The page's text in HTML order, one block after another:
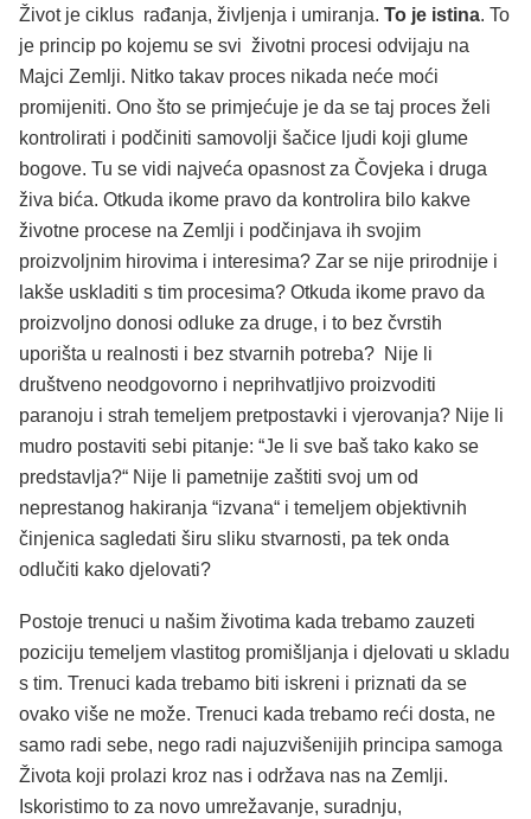
Život je ciklus rađanja, življenja i umiranja. To je istina. To
je princip po kojemu se svi životni procesi odvijaju na
Majci Zemlji. Nitko takav proces nikada neće moći
promijeniti. Ono što se primjećuje je da se taj proces želi
kontrolirati i podčiniti samovolji šačice ljudi koji glume
bogove. Tu se vidi najveća opasnost za Čovjeka i druga
živa bića. Otkuda ikome pravo da kontrolira bilo kakve
životne procese na Zemlji i podčinjava ih svojim
proizvoljnim hirovima i interesima? Zar se nije prirodnije i
lakše uskladiti s tim procesima? Otkuda ikome pravo da
proizvoljno donosi odluke za druge, i to bez čvrstih
uporišta u realnosti i bez stvarnih potreba? Nije li
društveno neodgovorno i neprihvatljivo proizvoditi
paranoju i strah temeljem pretpostavki i vjerovanja? Nije li
mudro postaviti sebi pitanje: “Je li sve baš tako kako se
predstavlja?“ Nije li pametnije zaštiti svoj um od
neprestanog hakiranja “izvana“ i temeljem objektivnih
činjenica sagledati širu sliku stvarnosti, pa tek onda
odlučiti kako djelovati?
Postoje trenuci u našim životima kada trebamo zauzeti
poziciju temeljem vlastitog promišljanja i djelovati u skladu
s tim. Trenuci kada trebamo biti iskreni i priznati da se
ovako više ne može. Trenuci kada trebamo reći dosta, ne
samo radi sebe, nego radi najuzvišenijih principa samoga
Života koji prolazi kroz nas i održava nas na Zemlji.
Iskoristimo to za novo umrežavanje, suradnju,